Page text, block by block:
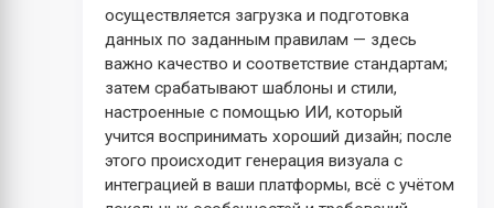
осуществляется загрузка и подготовка
данных по заданным правилам — здесь
важно качество и соответствие стандартам;
затем срабатывают шаблоны и стили,
настроенные с помощью ИИ, который
учится воспринимать хороший дизайн; после
этого происходит генерация визуала с
интеграцией в ваши платформы, всё с учётом